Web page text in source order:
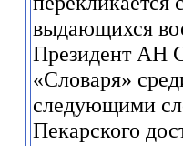
выдающихся
Президент АН
«Словаря»
следующими
Пекарского